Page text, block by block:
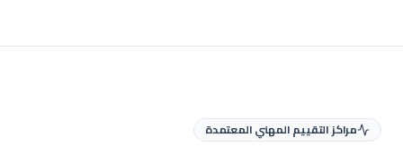
مراكز التقييم المهني المعتمدة